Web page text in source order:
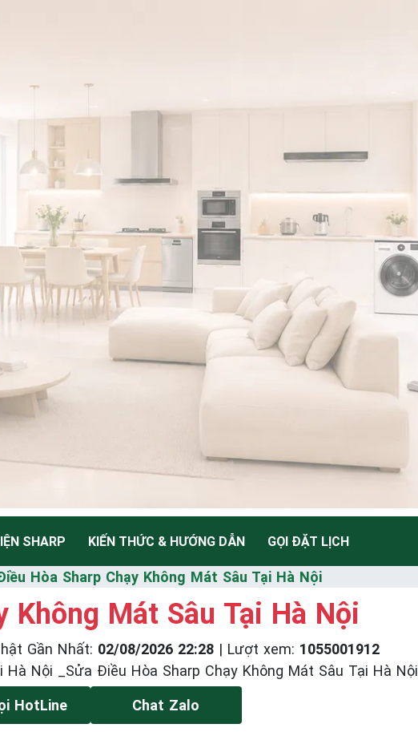
SHARP KIẾN THỨC & HƯỚNG DẪN GỌI ĐẶT LỊCH
Hòa Sharp Chạy Không Mát Sâu Tại Hà Nội
Không Mát Sâu Tại Hà Nội
Gần Nhất: 02/08/2026 22:28 | Lượt xem: 1055001912
Nội _Sửa Điều Hòa Sharp Chạy Không Mát Sâu Tại Hà Nội
HotLine Chat Zalo